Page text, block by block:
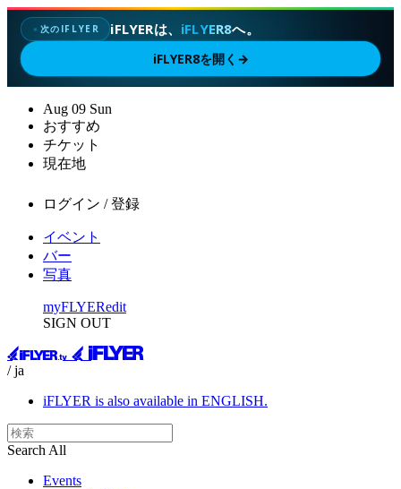
✦次のIFLYER iFLYERは、 iFLYER8へ。
iFLYER8を開く →
Aug 09 Sun
おすすめ
チケット
現在地
ログイン / 登録
イベント
バー
写真
myFLYERedit
SIGN OUT
/ ja
iFLYER is also available in ENGLISH.
Search All
Events